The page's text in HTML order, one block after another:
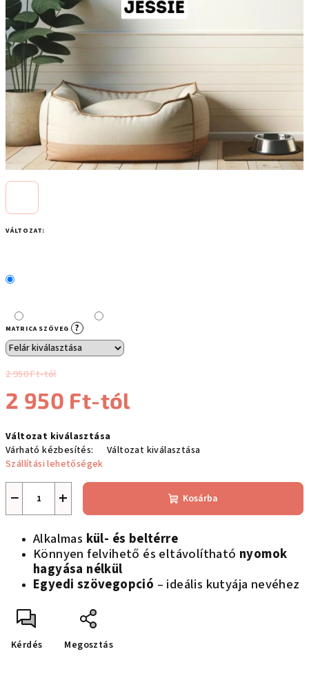
VÁLTOZAT:
MATRICA SZÖVEG ?
2 950 Ft-tól
2 950 Ft-tól
Változat kiválasztása
Várható kézbesítés:
Változat kiválasztása
Szállítási lehetőségek
+
− Kosárba
Alkalmas kül- és beltérre
Könnyen felvihető és eltávolítható nyomok
hagyása nélkül
Egyedi szövegopció – ideális kutyája nevéhez
Kérdés Megosztás